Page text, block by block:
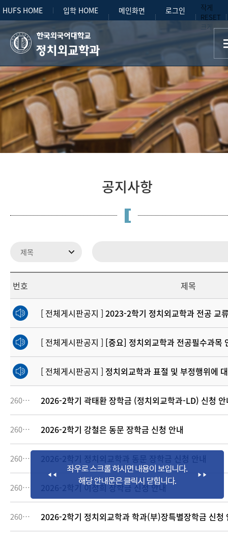
HUFS HOME 입학 HOME 메인화면 로그인
작게
RESET
크게
정치외교학과
공지사항
번호 제목
[ 전체게시판공지 ] 2023-2학기 정치외교학과 전공 교류 교
[ 전체게시판공지 ] [중요] 정치외교학과 전공필수과목
[ 전체게시판공지 ] 정치외교학과 표절 및 부정행위에
260901 2026-2학기 곽태환 장학금 (정치외교학과-LD) 신청 안
260886 2026-2학기 강철은 동문 장학금 신청 안내
260875 2026-2학기 정치외교학과 동문 장학금 신청 안내
260871 2026-2학기 이정희 장학금 신청 안내
260616 2026-2학기 정치외교학과 학과(부)장특별장학금 신청